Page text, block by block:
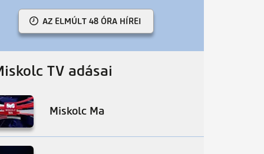
AZ ELMÚLT 48 ÓRA HÍREI
TV adásai
Miskolc Ma